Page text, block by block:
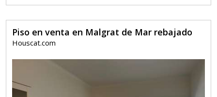
Piso en venta en Malgrat de Mar rebajado
Houscat.com